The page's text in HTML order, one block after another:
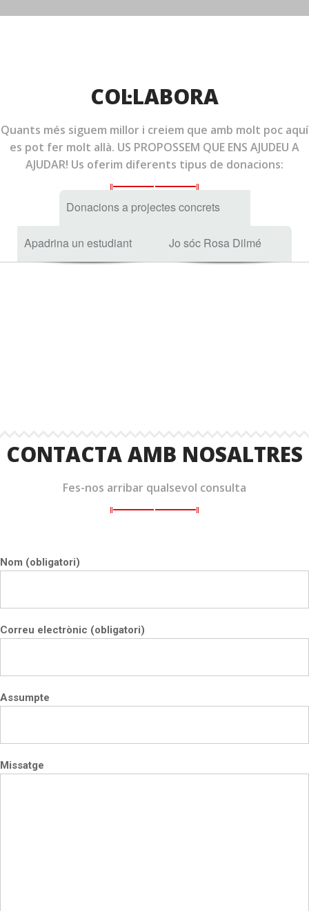
COL·LABORA
Quants més siguem millor i creiem que amb molt poc aquí
es pot fer molt allà. US PROPOSSEM QUE ENS AJUDEU A
AJUDAR! Us oferim diferents tipus de donacions:
Donacions a projectes concrets
Apadrina un estudiant Jo sóc Rosa Dilmé
CONTACTA AMB NOSALTRES
Fes-nos arribar qualsevol consulta
Nom (obligatori)
Correu electrònic (obligatori)
Assumpte
Missatge